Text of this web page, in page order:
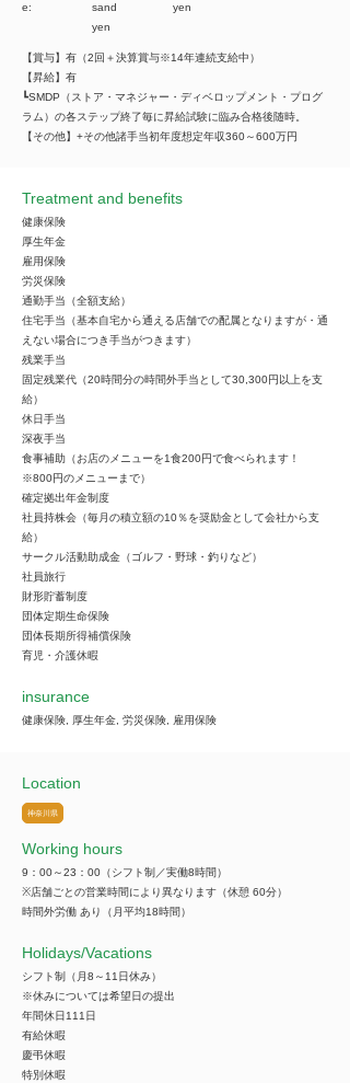
e:
sand
yen
yen
【賞与】有（2回＋決算賞与※14年連続支給中）
【昇給】有
┗SMDP（ストア・マネジャー・ディベロップメント・プログ
ラム）の各ステップ終了毎に昇給試験に臨み合格後随時。
【その他】+その他諸手当初年度想定年収360～600万円
Treatment and benefits
健康保険
厚生年金
雇用保険
労災保険
通勤手当（全額支給）
住宅手当（基本自宅から通える店舗での配属となりますが・通
えない場合につき手当がつきます）
残業手当
固定残業代（20時間分の時間外手当として30,300円以上を支
給）
休日手当
深夜手当
食事補助（お店のメニューを1食200円で食べられます！
※800円のメニューまで）
確定拠出年金制度
社員持株会（毎月の積立額の10％を奨励金として会社から支
給）
サークル活動助成金（ゴルフ・野球・釣りなど）
社員旅行
財形貯蓄制度
団体定期生命保険
団体長期所得補償保険
育児・介護休暇
insurance
健康保険, 厚生年金, 労災保険, 雇用保険
Location
神奈川県
Working hours
9：00～23：00（シフト制／実働8時間）
※店舗ごとの営業時間により異なります（休憩 60分）
時間外労働 あり（月平均18時間）
​Holidays/Vacations
シフト制（月8～11日休み）
※休みについては希望日の提出
年間休日111日
有給休暇
慶弔休暇
特別休暇